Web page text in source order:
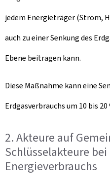
jedem Energieträger (Strom,
auch zu einer Senkung des
Ebene beitragen kann.
Diese Maßnahme kann eine
Erdgasverbrauchs um 10 bis
2. Akteure auf
Schlüsselakteure
Energieverbrauchs